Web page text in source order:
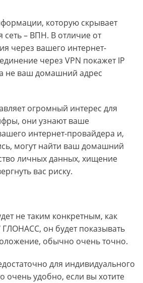
которую скрывает
сеть – ВПН. В отличие от
через вашего интернет-
через VPN покажет IP
не ваш домашний адрес
огромный интерес для
они узнают ваше
интернет-провайдера и,
могут найти ваш домашний
личных данных, хищение
вас риску.
не таким конкретным, как
он будет показывать
обычно очень точно.
для индивидуального
очень удобно, если вы хотите